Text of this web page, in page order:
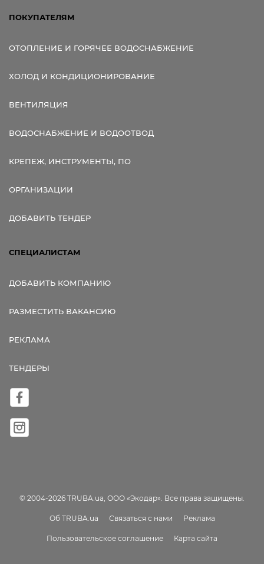
ПОКУПАТЕЛЯМ
ОТОПЛЕНИЕ И ГОРЯЧЕЕ ВОДОСНАБЖЕНИЕ
ХОЛОД И КОНДИЦИОНИРОВАНИЕ
ВЕНТИЛЯЦИЯ
ВОДОСНАБЖЕНИЕ И ВОДООТВОД
КРЕПЕЖ, ИНСТРУМЕНТЫ, ПО
ОРГАНИЗАЦИИ
ДОБАВИТЬ ТЕНДЕР
СПЕЦИАЛИСТАМ
ДОБАВИТЬ КОМПАНИЮ
РАЗМЕСТИТЬ ВАКАНСИЮ
РЕКЛАМА
ТЕНДЕРЫ
© 2004-2026 TRUBA.ua, ООО «Экодар». Все права защищены.
Об TRUBA.ua Связаться с нами Реклама
Пользовательское соглашение Карта сайта